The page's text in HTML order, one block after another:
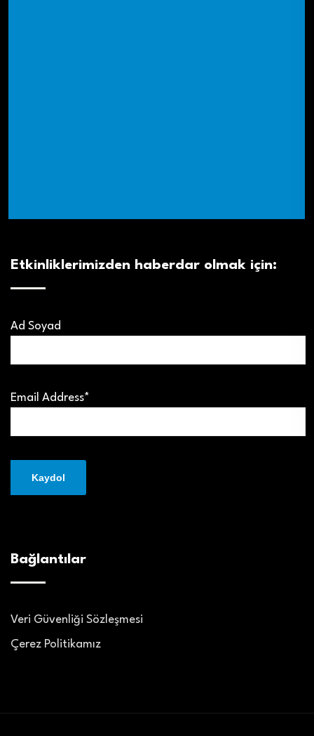
Etkinliklerimizden haberdar olmak için:
Ad Soyad
Email Address*
Bağlantılar
Veri Güvenliği Sözleşmesi
Çerez Politikamız